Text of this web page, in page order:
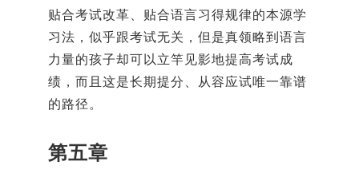
贴合考试改革、贴合语言习得规律的本源学
习法，似乎跟考试无关，但是真领略到语言
力量的孩子却可以立竿见影地提高考试成
绩，而且这是长期提分、从容应试唯一靠谱
的路径。
第五章